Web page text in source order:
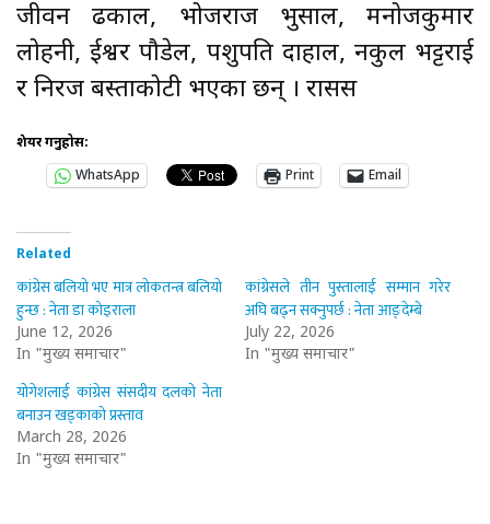
जीवन ढकाल, भोजराज भुसाल, मनोजकुमार
लोहनी, ईश्वर पौडेल, पशुपति दाहाल, नकुल भट्टराई
र निरज बस्ताकोटी भएका छन् । रासस
शेयर गर्नुहोस:
WhatsApp
Print Email
Related
कांग्रेस बलियो भए मात्र लोकतन्त्र बलियो
हुन्छ : नेता डा कोइराला
June 12, 2026
In "मुख्य समाचार"
कांग्रेसले तीन पुस्तालाई सम्मान गरेर
अघि बढ्न सक्नुपर्छ : नेता आङ्देम्बे
July 22, 2026
In "मुख्य समाचार"
योगेशलाई कांग्रेस संसदीय दलको नेता
बनाउन खड्काको प्रस्ताव
March 28, 2026
In "मुख्य समाचार"